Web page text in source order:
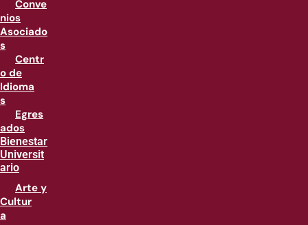
Conve
nios
Asociado
s
Centr
o de
Idioma
s
Egres
ados
Bienestar
Universit
ario
Arte y
Cultur
a